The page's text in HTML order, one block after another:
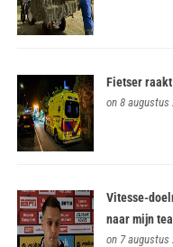
Fietser
on 8 augustus
Vitesse-
naar mijn
on 7 augustus